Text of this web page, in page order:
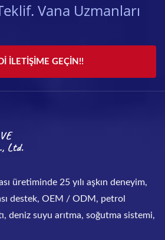
Vana Uzmanları
İLETIŞIME GEÇIN!!
üretiminde 25 yılı aşkın deneyim,
destek, OEM / ODM, petrol
deniz suyu arıtma, soğutma sistemi,